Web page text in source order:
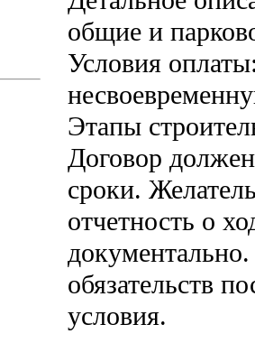
общие и
Условия
Этапы
Договор
сроки.
отчетность о
обязательств
условия.